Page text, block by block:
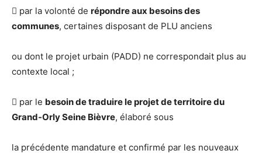
 par la volonté de répondre aux besoins des
communes, certaines disposant de PLU anciens
ou dont le projet urbain (PADD) ne correspondait plus au
contexte local ;
 par le besoin de traduire le projet de territoire du
Grand-Orly Seine Bièvre, élaboré sous
la précédente mandature et confirmé par les nouveaux